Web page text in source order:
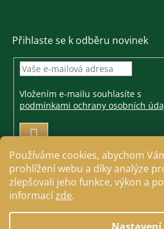
Používáme cookies, abychom
prohlížení webu a díky analýze
zlepšovali jeho funkce, výkon a
informacízde.
Přihlaste se k odběru novinek
Vložením e-mailu souhlasíte s
podmínkami ochrany osobních
PŘIHLÁSIT